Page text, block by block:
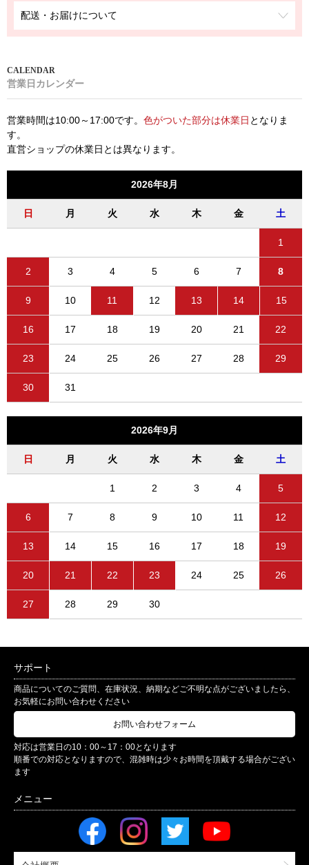
配送・お届けについて
営業日カレンダー
営業時間は10:00～17:00です。 色がついた部分は休業日 となりま
す。
直営ショップの休業日とは異なります。
2026年8月
日 月 火 水 木 金 土
1
2 3 4 5 6 7 8
9 10 11 12 13 14 15
16 17 18 19 20 21 22
23 24 25 26 27 28 29
30 31
2026年9月
日 月 火 水 木 金 土
1 2 3 4 5
6 7 8 9 10 11 12
13 14 15 16 17 18 19
20 21 22 23 24 25 26
27 28 29 30
サポート
商品についてのご質問、在庫状況、納期などご不明な点がございましたら、
お気軽にお問い合わせください
お問い合わせフォーム
対応は営業日の10：00～17：00となります
順番での対応となりますので、混雑時は少々お時間を頂戴する場合がござい
ます